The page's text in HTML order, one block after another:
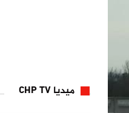
ميديا CHP TV